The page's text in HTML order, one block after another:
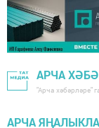
АРЧА
"Арча хәбәрләре"
АРЧА